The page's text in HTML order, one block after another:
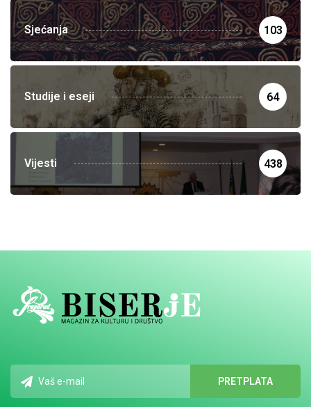
Sjećanja 103
Studije i eseji 64
Vijesti 438